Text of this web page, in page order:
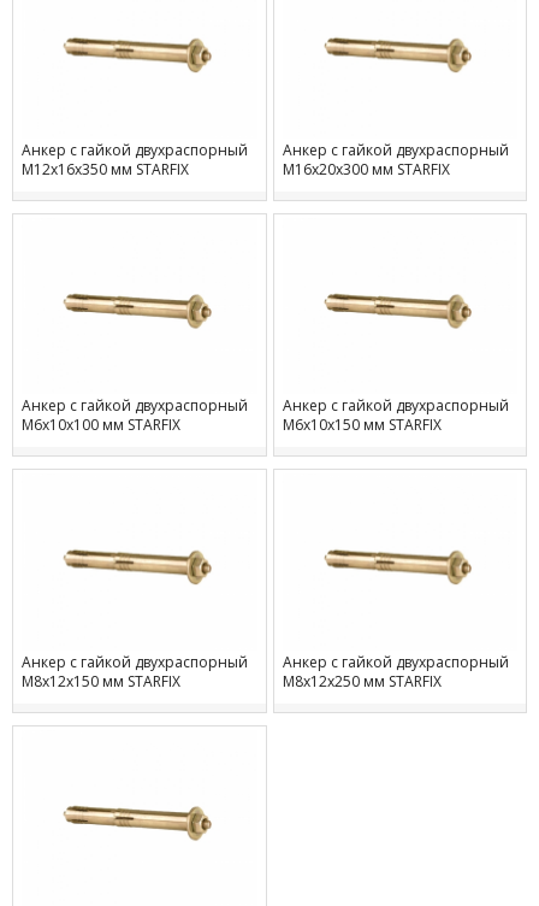
Анкер с гайкой двухраспорный
М12х16х350 мм STARFIX
Анкер с гайкой двухраспорный
М16х20х300 мм STARFIX
Анкер с гайкой двухраспорный
М6х10х100 мм STARFIX
Анкер с гайкой двухраспорный
М6х10х150 мм STARFIX
Анкер с гайкой двухраспорный
М8х12х150 мм STARFIX
Анкер с гайкой двухраспорный
М8х12х250 мм STARFIX